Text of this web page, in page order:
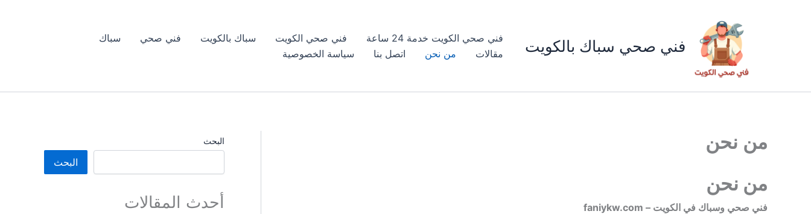
فني صحي سباك بالكويت فني صحي الكويت خدمة 24 ساعة فني صحي الكويت سباك بالكويت فني صحي
سباك
مقالات
من نحن اتصل بنا سياسة الخصوصية
من نحن
من نحن
faniykw.com – فني صحي وسباك في الكويت
البحث
البحث
أحدث المقالات